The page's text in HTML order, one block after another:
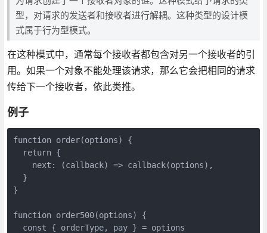
型，对请求的发送者和接收者进行解耦。这种类型的设计模
式属于行为型模式。
在这种模式中，通常每个接收者都包含对另一个接收者的引
用。如果一个对象不能处理该请求，那么它会把相同的请求
传给下一个接收者，依此类推。
例子
function order(options) {
  return {
    next: (callback) => callback(options),
  }
}
function order500(options) {
  const { orderType, pay } = options